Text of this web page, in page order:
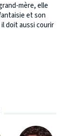
mère, elle
et son
doit aussi courir